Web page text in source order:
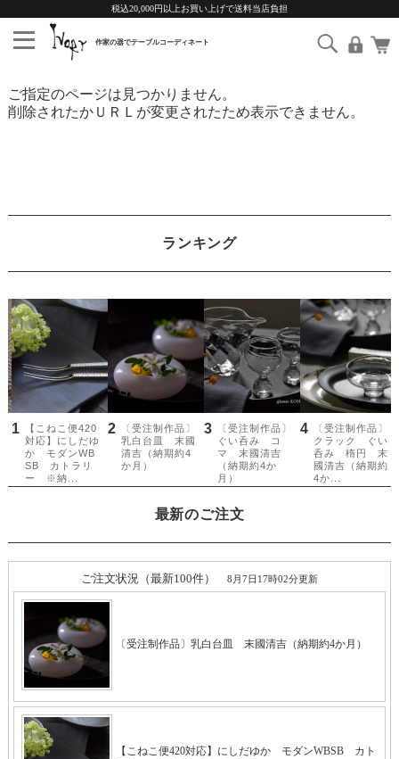
税込20,000円以上お買い上げで送料当店負担
ご指定のページは見つかりません。
削除されたかＵＲＬが変更されたため表示できません。
ランキング
最新のご注文